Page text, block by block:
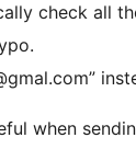
check all
when